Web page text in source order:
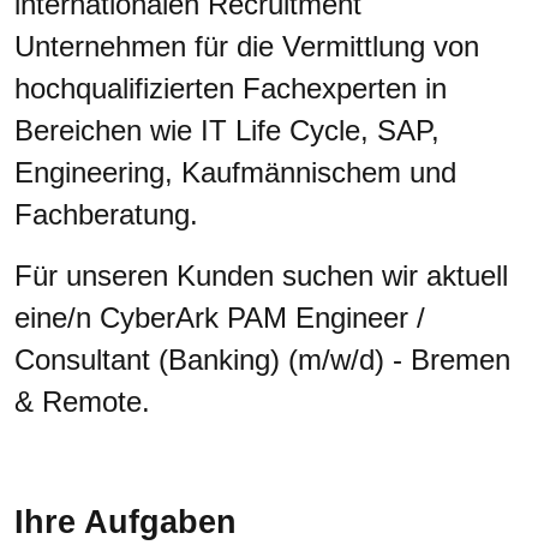
Unternehmen für die Vermittlung von
hochqualifizierten Fachexperten in
Bereichen wie IT Life Cycle, SAP,
Engineering, Kaufmännischem und
Fachberatung.
Für unseren Kunden suchen wir aktuell
eine/n CyberArk PAM Engineer /
Consultant (Banking) (m/w/d) - Bremen
& Remote.
Ihre Aufgaben